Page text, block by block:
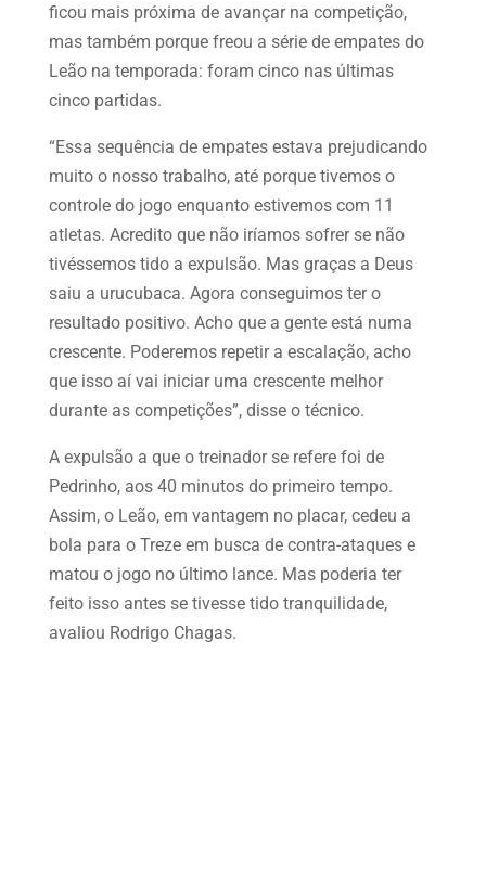
ficou mais próxima de avançar na competição,
mas também porque freou a série de empates do
Leão na temporada: foram cinco nas últimas
cinco partidas.
“Essa sequência de empates estava prejudicando
muito o nosso trabalho, até porque tivemos o
controle do jogo enquanto estivemos com 11
atletas. Acredito que não iríamos sofrer se não
tivéssemos tido a expulsão. Mas graças a Deus
saiu a urucubaca. Agora conseguimos ter o
resultado positivo. Acho que a gente está numa
crescente. Poderemos repetir a escalação, acho
que isso aí vai iniciar uma crescente melhor
durante as competições”, disse o técnico.
A expulsão a que o treinador se refere foi de
Pedrinho, aos 40 minutos do primeiro tempo.
Assim, o Leão, em vantagem no placar, cedeu a
bola para o Treze em busca de contra-ataques e
matou o jogo no último lance. Mas poderia ter
feito isso antes se tivesse tido tranquilidade,
avaliou Rodrigo Chagas.